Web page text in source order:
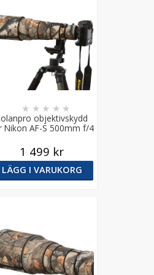
objektivskydd
Nikon AF-S 500mm f/4
★ ★ ★ ★ ★
1 499 kr
LÄGG I VARUKORG